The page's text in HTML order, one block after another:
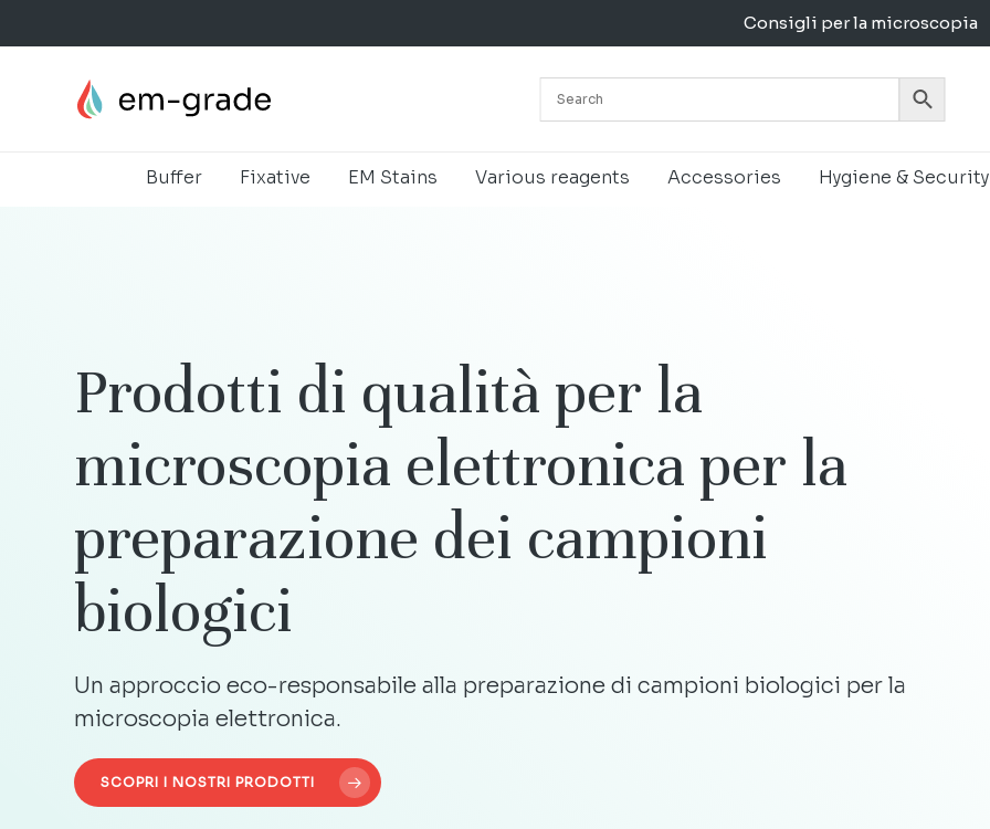
Consigli per la microscopia
Buffer Fixative EM Stains Various reagents Accessories Hygiene & Security
Cart
Prodotti di qualità per la
microscopia elettronica per la
preparazione dei campioni
biologici
Un approccio eco-responsabile alla preparazione di campioni biologici per la
microscopia elettronica.
SCOPRI I NOSTRI PRODOTTI